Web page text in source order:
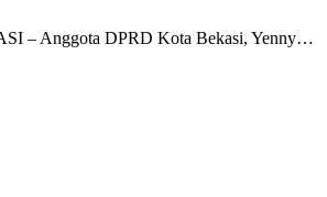
– Anggota DPRD Kota Bekasi, Yenny…